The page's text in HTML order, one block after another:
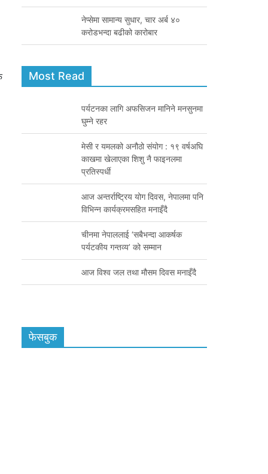
नेप्सेमा सामान्य सुधार, चार अर्ब ४०
करोडभन्दा बढीको कारोबार
Most Read
पर्यटनका लागि अफसिजन मानिने मनसुनमा
घुम्ने रहर
मेसी र यमलको अनौठो संयोग : १९ वर्षअघि
काखमा खेलाएका शिशु नै फाइनलमा
प्रतिस्पर्धी
आज अन्तर्राष्ट्रिय योग दिवस, नेपालमा पनि
विभिन्न कार्यक्रमसहित मनाइँदै
चीनमा नेपाललाई ‘सबैभन्दा आकर्षक
पर्यटकीय गन्तव्य’ को सम्मान
आज विश्व जल तथा मौसम दिवस मनाइँदै
फेसबुक